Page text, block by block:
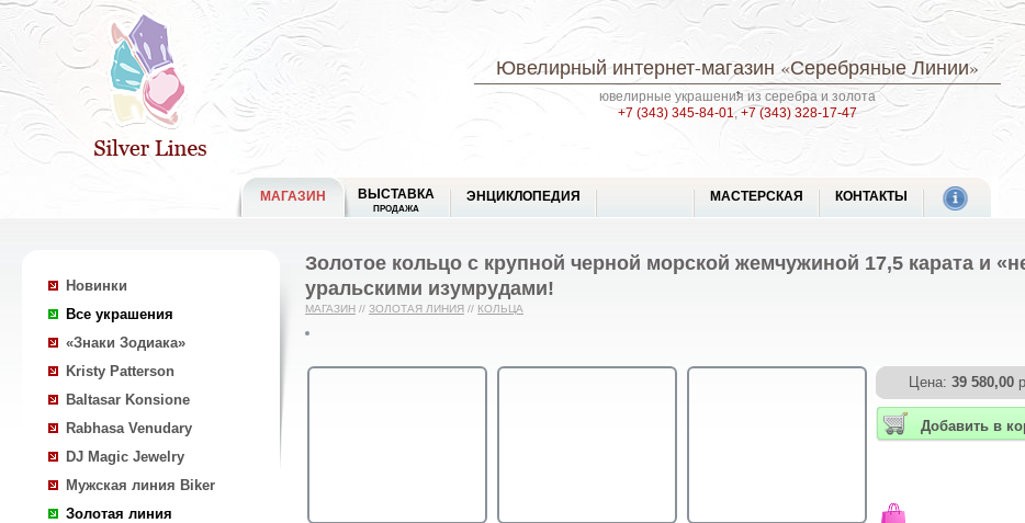
Ювелирный интернет-магазин «Серебряные Линии»
ювелирные украшения из серебра и золота
+7 (343) 345-84-01,+7 (343) 328-17-47
МАГАЗИН ВЫСТАВКА
ПРОДАЖА
ЭНЦИКЛОПЕДИЯ МАСТЕРСКАЯ КОНТАКТЫ
Новинки
Все украшения
«Знаки Зодиака»
Kristy Patterson
Baltasar Konsione
Rabhasa Venudary
DJ Magic Jewelry
Мужская линия Biker
Золотая линия
Золотое кольцо с крупной черной морской жемчужиной 17,5 карата и
уральскими изумрудами!
МАГАЗИН // ЗОЛОТАЯ ЛИНИЯ // КОЛЬЦА
Цена: 39 580,00
Добавить в